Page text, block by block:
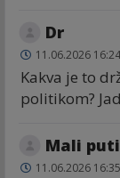
Dr
11.06.2026 16:24
Kakva je to
politikom?
Mali
11.06.2026 16:35